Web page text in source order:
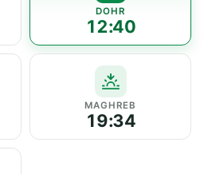
DOHR
12:40
MAGHREB
19:34